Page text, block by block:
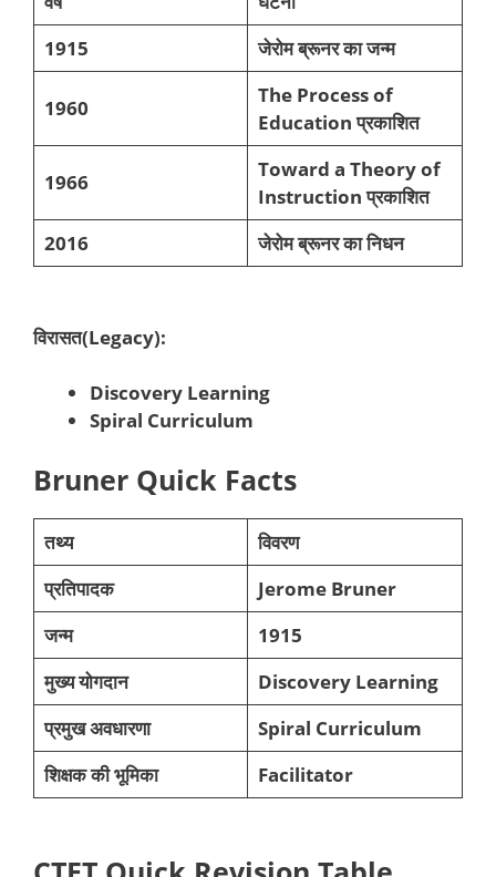
1915
जेरोम ब्रूनर का जन्म
1960
The Process of
Education प्रकाशित
1966
Toward a Theory of
Instruction प्रकाशित
2016
जेरोम ब्रूनर का निधन
विरासत(Legacy):
Discovery Learning
Spiral Curriculum
Bruner Quick Facts
तथ्य
विवरण
प्रतिपादक
Jerome Bruner
जन्म
1915
मुख्य योगदान
Discovery Learning
प्रमुख अवधारणा
Spiral Curriculum
शिक्षक की भूमिका
Facilitator